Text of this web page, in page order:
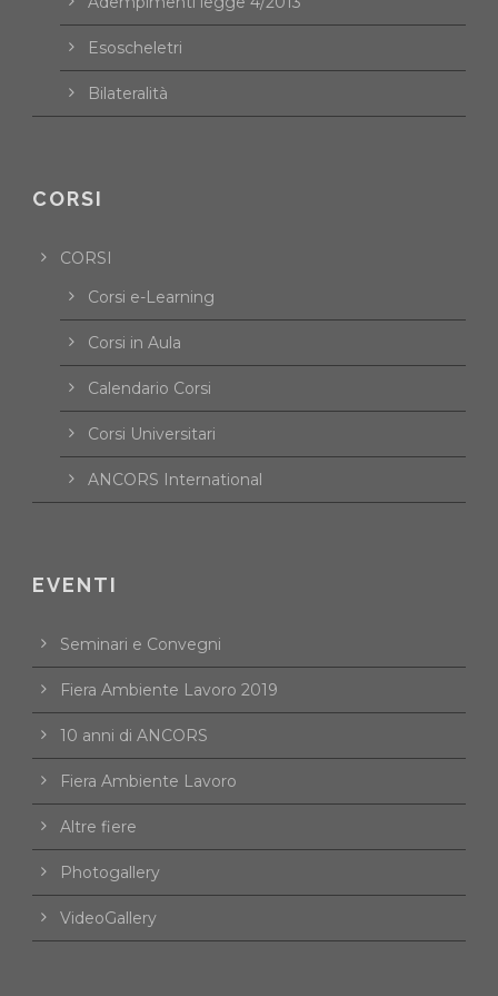
Esoscheletri
Bilateralità
CORSI
CORSI
Corsi e-Learning
Corsi in Aula
Calendario Corsi
Corsi Universitari
ANCORS International
EVENTI
Seminari e Convegni
Fiera Ambiente Lavoro 2019
10 anni di ANCORS
Fiera Ambiente Lavoro
Altre fiere
Photogallery
VideoGallery